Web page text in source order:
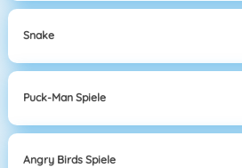
Snake
Puck-Man Spiele
Angry Birds Spiele